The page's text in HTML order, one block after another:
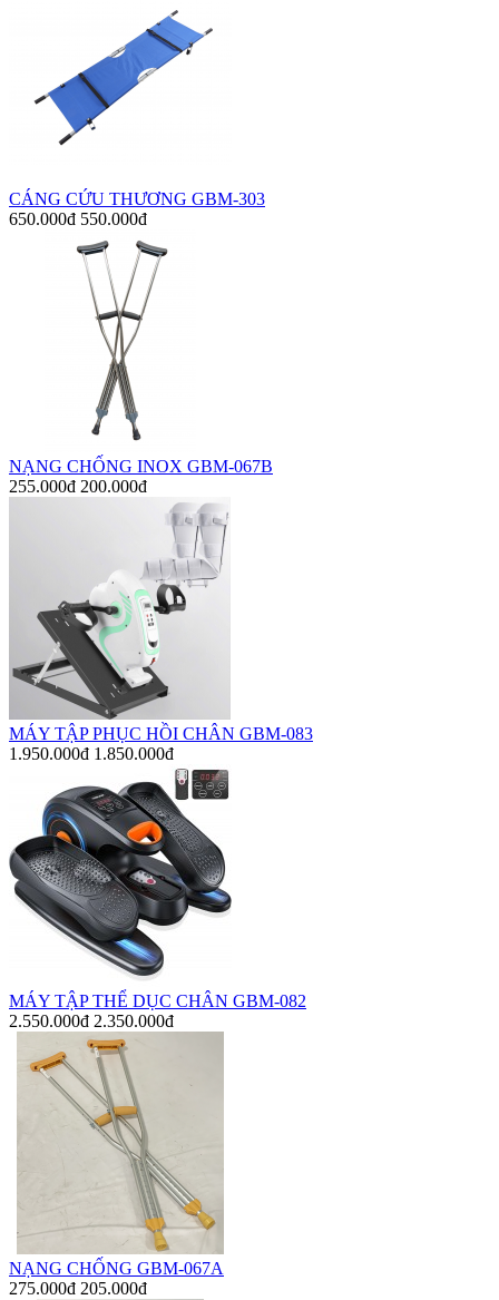
CÁNG CỨU THƯƠNG GBM-303
650.000đ 550.000đ
NẠNG CHỐNG INOX GBM-067B
255.000đ 200.000đ
MÁY TẬP PHỤC HỒI CHÂN GBM-083
1.950.000đ 1.850.000đ
MÁY TẬP THỂ DỤC CHÂN GBM-082
2.550.000đ 2.350.000đ
NẠNG CHỐNG GBM-067A
275.000đ 205.000đ